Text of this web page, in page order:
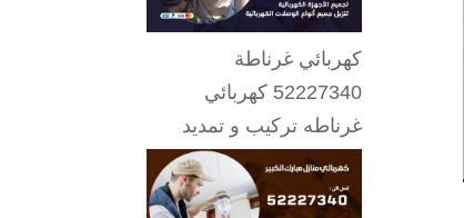
كهربائي غرناطة
52227340 كهربائي
غرناطه تركيب و تمديد